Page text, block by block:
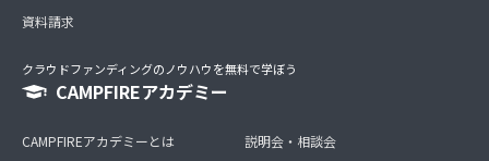
資料請求
クラウドファンディングのノウハウを無料で学ぼう
CAMPFIREアカデミー
CAMPFIREアカデミーとは
説明会・相談会